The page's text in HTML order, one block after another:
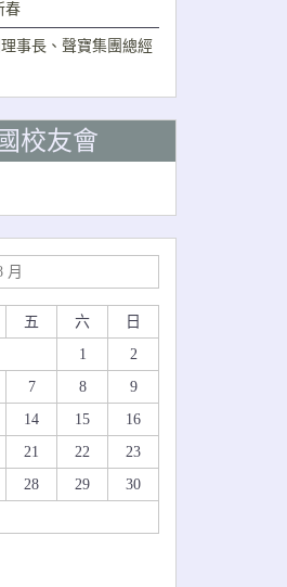
春
事長、聲寶集團總經
校友會
月
五 六
日
1
2
7 8
9
14 15
16
21 22
23
28 29
30